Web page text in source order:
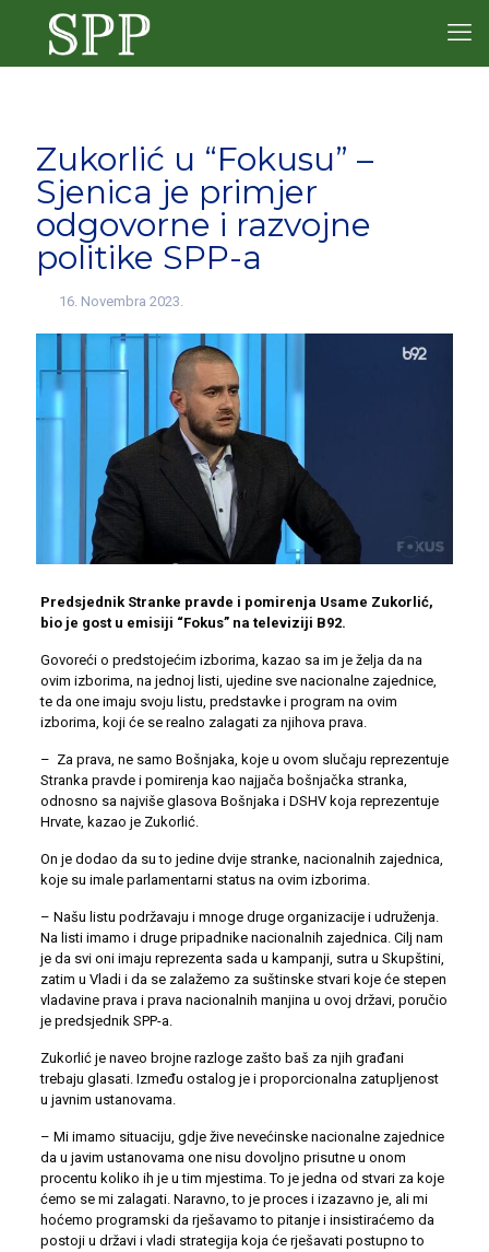
Zukorlić u “Fokusu” –
Sjenica je primjer
odgovorne i razvojne
politike SPP-a
16. Novembra 2023.
Predsjednik Stranke pravde i pomirenja Usame Zukorlić,
bio je gost u emisiji “Fokus” na televiziji B92.
Govoreći o predstojećim izborima, kazao sa im je želja da na
ovim izborima, na jednoj listi, ujedine sve nacionalne zajednice,
te da one imaju svoju listu, predstavke i program na ovim
izborima, koji će se realno zalagati za njihova prava.
– Za prava, ne samo Bošnjaka, koje u ovom slučaju reprezentuje
Stranka pravde i pomirenja kao najjača bošnjačka stranka,
odnosno sa najviše glasova Bošnjaka i DSHV koja reprezentuje
Hrvate, kazao je Zukorlić.
On je dodao da su to jedine dvije stranke, nacionalnih zajednica,
koje su imale parlamentarni status na ovim izborima.
– Našu listu podržavaju i mnoge druge organizacije i udruženja.
Na listi imamo i druge pripadnike nacionalnih zajednica. Cilj nam
je da svi oni imaju reprezenta sada u kampanji, sutra u Skupštini,
zatim u Vladi i da se zalažemo za suštinske stvari koje će stepen
vladavine prava i prava nacionalnih manjina u ovoj državi, poručio
je predsjednik SPP-a.
Zukorlić je naveo brojne razloge zašto baš za njih građani
trebaju glasati. Između ostalog je i proporcionalna zatupljenost
u javnim ustanovama.
– Mi imamo situaciju, gdje žive nevećinske nacionalne zajednice
da u javim ustanovama one nisu dovoljno prisutne u onom
procentu koliko ih je u tim mjestima. To je jedna od stvari za koje
ćemo se mi zalagati. Naravno, to je proces i izazavno je, ali mi
hoćemo programski da rješavamo to pitanje i insistiraćemo da
postoji u državi i vladi strategija koja će rješavati postupno to